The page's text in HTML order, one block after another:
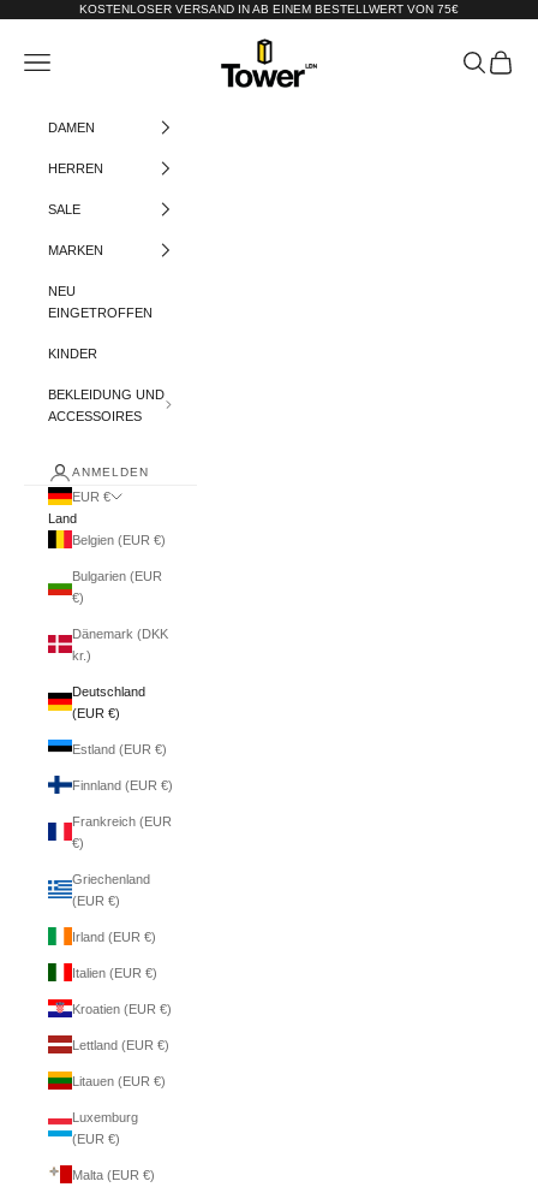
Zum Inhalt springenKOSTENLOSER VERSAND IN AB EINEM BESTELLWERT VON 75€
Tower-London.De
Menü Suchen
DAMEN
HERREN
SALE
MARKEN
NEU
EINGETROFFEN
KINDER
BEKLEIDUNG UND
ACCESSOIRES
ANMELDEN
EUR €
Land
Belgien (EUR €)
Bulgarien (EUR
€)
Dänemark (DKK
kr.)
Deutschland
(EUR €)
Estland (EUR €)
Finnland (EUR €)
Frankreich (EUR
€)
Griechenland
(EUR €)
Irland (EUR €)
Italien (EUR €)
Kroatien (EUR €)
Lettland (EUR €)
Litauen (EUR €)
Luxemburg
(EUR €)
Malta (EUR €)